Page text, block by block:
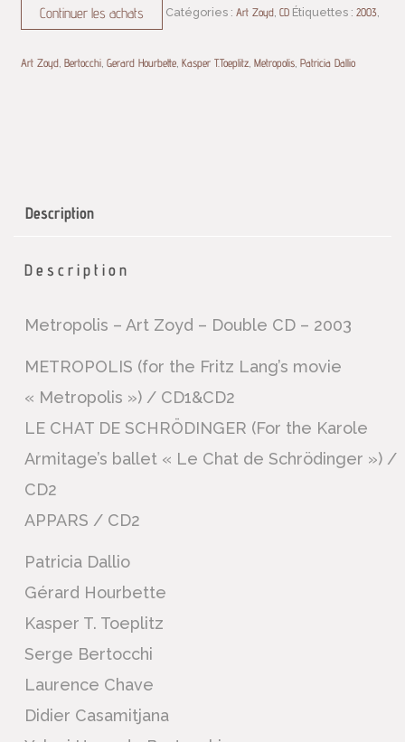
Continuer les achats Catégories :Art Zoyd,CD Étiquettes :2003,
Art Zoyd,Bertocchi,Gerard Hourbette,Kasper T.Toeplitz,Metropolis,Patricia Dallio
Description
Description
Metropolis – Art Zoyd – Double CD – 2003
METROPOLIS (for the Fritz Lang’s movie
« Metropolis ») / CD1&CD2
LE CHAT DE SCHRÖDINGER (For the Karole
Armitage’s ballet « Le Chat de Schrödinger ») /
CD2
APPARS / CD2
Patricia Dallio
Gérard Hourbette
Kasper T. Toeplitz
Serge Bertocchi
Laurence Chave
Didier Casamitjana